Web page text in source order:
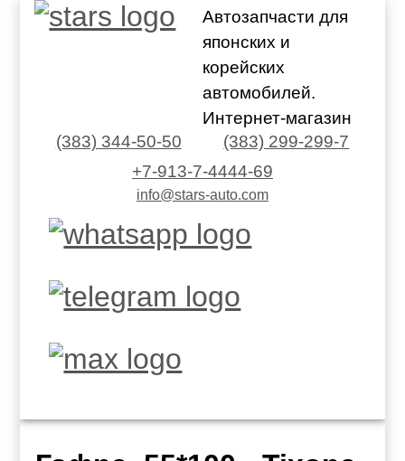
Автозапчасти для
японских и
корейских
автомобилей.
Интернет-магазин
(383) 344-50-50
(383) 299-299-7
+7-913-7-4444-69
info@stars-auto.com